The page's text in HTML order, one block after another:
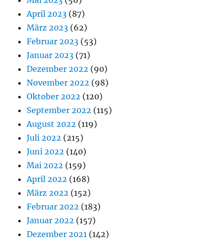
April 2023 (87)
März 2023 (62)
Februar 2023 (53)
Januar 2023 (71)
Dezember 2022 (90)
November 2022 (98)
Oktober 2022 (120)
September 2022 (115)
August 2022 (119)
Juli 2022 (215)
Juni 2022 (140)
Mai 2022 (159)
April 2022 (168)
März 2022 (152)
Februar 2022 (183)
Januar 2022 (157)
Dezember 2021 (142)